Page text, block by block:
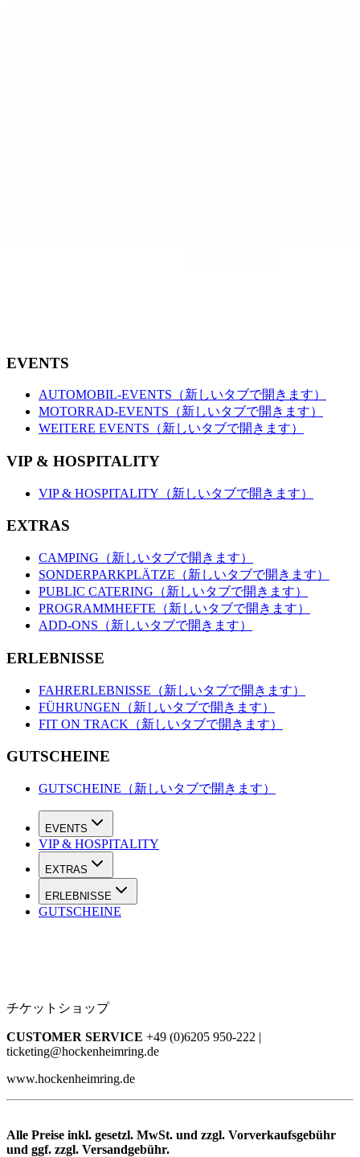
EVENTS
AUTOMOBIL-EVENTS （新しいタブで開きます）
MOTORRAD-EVENTS （新しいタブで開きます）
WEITERE EVENTS （新しいタブで開きます）
VIP & HOSPITALITY
VIP & HOSPITALITY （新しいタブで開きます）
EXTRAS
CAMPING （新しいタブで開きます）
SONDERPARKPLÄTZE （新しいタブで開きます）
PUBLIC CATERING （新しいタブで開きます）
PROGRAMMHEFTE （新しいタブで開きます）
ADD-ONS （新しいタブで開きます）
ERLEBNISSE
FAHRERLEBNISSE （新しいタブで開きます）
FÜHRUNGEN （新しいタブで開きます）
FIT ON TRACK （新しいタブで開きます）
GUTSCHEINE
GUTSCHEINE （新しいタブで開きます）
EVENTS
VIP & HOSPITALITY
EXTRAS
ERLEBNISSE
GUTSCHEINE
チケットショップ
CUSTOMER SERVICE +49 (0)6205 950-222 |
ticketing@hockenheimring.de
www.hockenheimring.de
Alle Preise inkl. gesetzl. MwSt. und zzgl. Vorverkaufsgebühr
und ggf. zzgl. Versandgebühr.